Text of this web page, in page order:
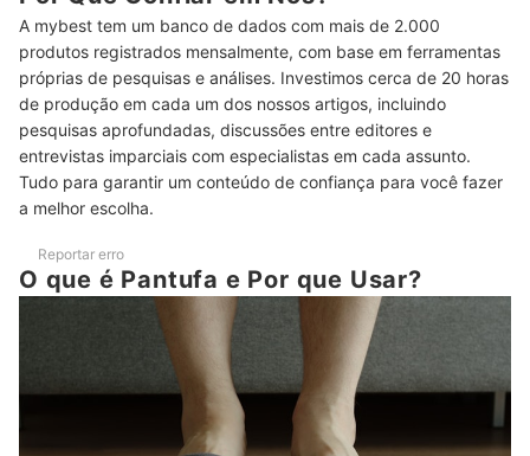
Veja Outras Indicações de Crocs e Chinelos Masculinos
A mybest tem um banco de dados com mais de 2.000
produtos registrados mensalmente, com base em ferramentas
próprias de pesquisas e análises. Investimos cerca de 20 horas
de produção em cada um dos nossos artigos, incluindo
pesquisas aprofundadas, discussões entre editores e
entrevistas imparciais com especialistas em cada assunto.
Tudo para garantir um conteúdo de confiança para você fazer
a melhor escolha.
Reportar erro
O que é Pantufa e Por que Usar?